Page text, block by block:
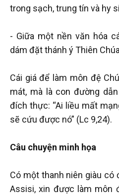
trong sạch, trung tín và hy
- Giữa một nền văn hóa
dám đặt thánh ý Thiên
Cái giá để làm môn đệ
mát, mà là con đường
đích thực: “Ai liều mất
sẽ cứu được nó” (Lc 9,24).
Câu chuyện minh họa
Có một thanh niên giàu có
Assisi, xin được làm môn